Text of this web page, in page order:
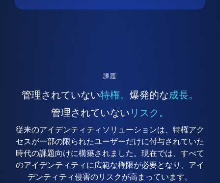
課題
管理されていない特権。 爆発的な成長。
管理されていない リスク。
従来のアイデンティティソリューションは、特権アク
セスが一部の限られたユーザーだけに付与されていた
時代の課題向けに構築されました。現在では、すべて
のアイデンティティに広範な権限が必要となり、アイ
デンティティ侵害のリスクが高まっています。